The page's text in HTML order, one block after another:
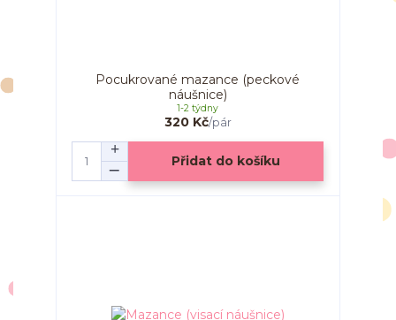
Pocukrované mazance (peckové
náušnice)
320 Kč/pár
1-2 týdny
Přidat do košíku